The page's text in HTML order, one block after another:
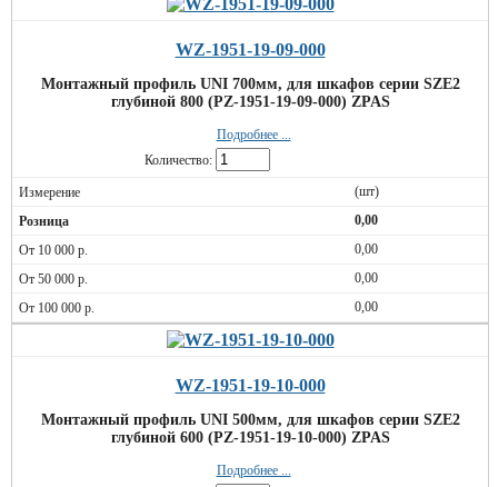
WZ-1951-19-09-000
Монтажный профиль UNI 700мм, для шкафов серии SZE2
глубиной 800 (PZ-1951-19-09-000) ZPAS
Подробнее ...
Количество:
(шт)
0,00
0,00
0,00
0,00
WZ-1951-19-10-000
Монтажный профиль UNI 500мм, для шкафов серии SZE2
глубиной 600 (PZ-1951-19-10-000) ZPAS
Подробнее ...